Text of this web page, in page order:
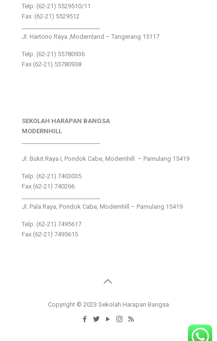
Telp: (62-21) 5529510/11
Fax: (62-21) 5529512
Jl. Hartono Raya ,Modernland – Tangerang 15117
Telp. (62-21) 55780936
Fax (62-21) 55780938
SEKOLAH HARAPAN BANGSA
MODERNHILL
Jl. Bukit Raya I, Pondok Cabe, Modernhill – Pamulang 15419
Telp. (62-21) 7403035
Fax (62-21) 740266
Jl. Pala Raya, Pondok Cabe, Modernhill – Pamulang 15419
Telp. (62-21) 7495617
Fax (62-21) 7495615
Copyright © 2023 Sekolah Harapan Bangsa